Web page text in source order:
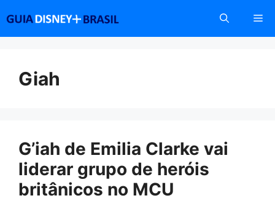
conteúdo
Giah
G’iah de Emilia Clarke vai
liderar grupo de heróis
britânicos no MCU